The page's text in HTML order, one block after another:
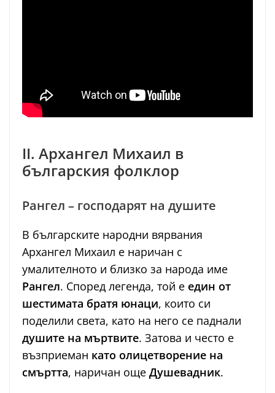
II. Архангел Михаил в
българския фолклор
Рангел – господарят на душите
В българските народни вярвания
Архангел Михаил е наричан с
умалителното и близко за народа име
Рангел. Според легенда, той е един от
шестимата братя юнаци, които си
поделили света, като на него се паднали
душите на мъртвите. Затова и често е
възприеман като олицетворение на
смъртта, наричан още Душевадник.